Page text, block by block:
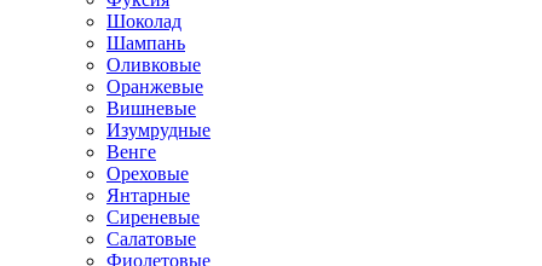
Шоколад
Шампань
Оливковые
Оранжевые
Вишневые
Изумрудные
Венге
Ореховые
Янтарные
Сиреневые
Салатовые
Фиолетовые